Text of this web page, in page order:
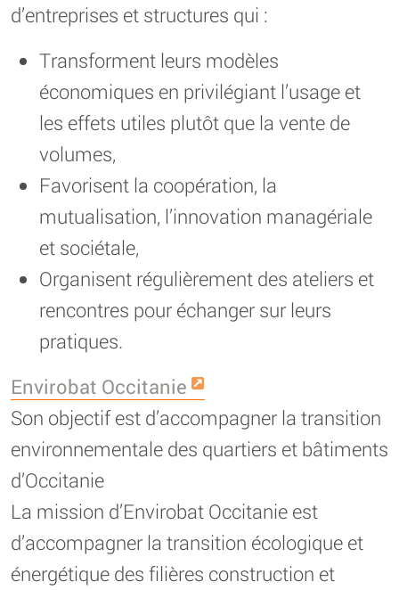
d’entreprises et structures qui :
Transforment leurs modèles
économiques en privilégiant l’usage et
les effets utiles plutôt que la vente de
volumes,
Favorisent la coopération, la
mutualisation, l’innovation managériale
et sociétale,
Organisent régulièrement des ateliers et
rencontres pour échanger sur leurs
pratiques.
Envirobat Occitanie
Son objectif est d’accompagner la transition
environnementale des quartiers et bâtiments
d’Occitanie
La mission d’Envirobat Occitanie est
d’accompagner la transition écologique et
énergétique des filières construction et